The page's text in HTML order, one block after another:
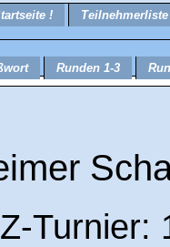
!
Runden 1-3
Turnier: